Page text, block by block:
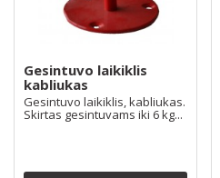
Gesintuvo laikiklis
kabliukas
Gesintuvo laikiklis, kabliukas.
Skirtas gesintuvams iki 6 kg...